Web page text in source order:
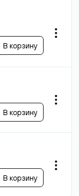
В корзину
В корзину
В корзину